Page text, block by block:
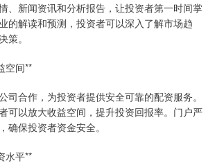
、新闻资讯和分析报告，让投资者第一时间掌
的解读和预测，投资者可以深入了解市场趋
策。
空间**
司合作，为投资者提供安全可靠的配资服务。
可以放大收益空间，提升投资回报率。门户严
确保投资者资金安全。
水平**